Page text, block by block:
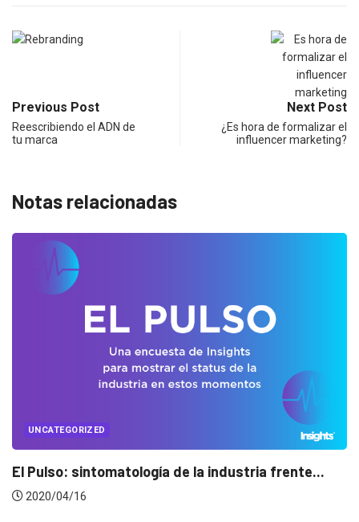
Previous Post
Reescribiendo el ADN de
tu marca
Next Post
¿Es hora de formalizar el
influencer marketing?
Notas relacionadas
UNCATEGORIZED
Conectados en época de pausa
2020/04/14